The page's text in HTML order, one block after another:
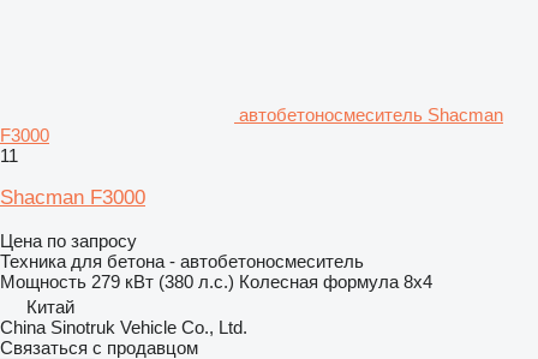
автобетоносмеситель Shacman
F3000
11
Shacman F3000
Цена по запросу
Техника для бетона - автобетоносмеситель
Мощность 279 кВт (380 л.с.) Колесная формула 8x4
Китай
China Sinotruk Vehicle Co., Ltd.
Связаться с продавцом